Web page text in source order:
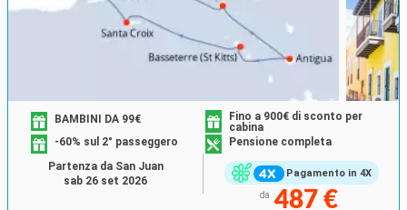
Pagamento in 4X
BAMBINI DA 99€
Fino a 900€ di sconto per
cabina
-60% sul 2° passeggero
Pensione completa
da 487 €
Partenza da San Juan
sab 26 set 2026